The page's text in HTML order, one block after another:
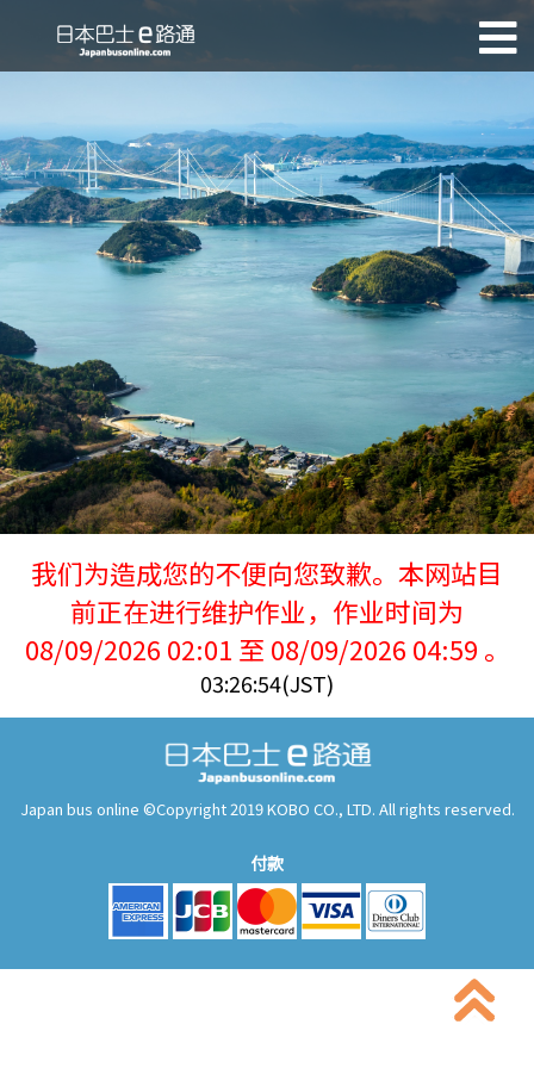
我们为造成您的不便向您致歉。本网站目
前正在进行维护作业，作业时间为
08/09/2026 02:01 至 08/09/2026 04:59 。
03:26:55(JST)
Japan bus online ©Copyright 2019 KOBO CO., LTD. All rights reserved.
付款